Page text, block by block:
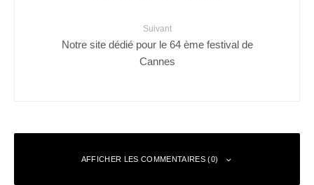
Suivant
Notre site dédié pour le 64 ème festival de
Cannes
AFFICHER LES COMMENTAIRES (0)